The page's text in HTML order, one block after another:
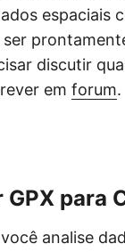
espaciais
discutir
em forum.
para
analise